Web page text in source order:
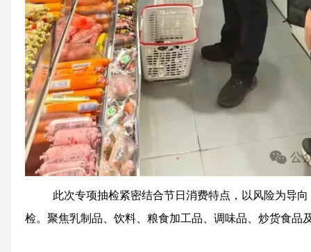
此次专项抽检紧密结合节日消费特点，‌以风险为导
检。聚焦乳制品、饮料、粮食加工品、调味品、炒货食品